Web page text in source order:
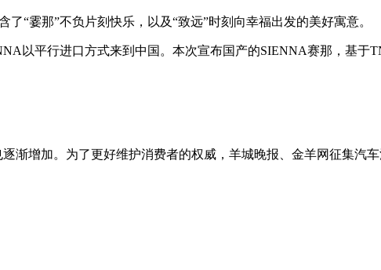
“霎那”不负片刻快乐，以及“致远”时刻向幸福出发的美好寓意。
以平行进口方式来到中国。本次宣布国产的SIENNA赛那，基于
渐增加。为了更好维护消费者的权威，羊城晚报、金羊网征集汽